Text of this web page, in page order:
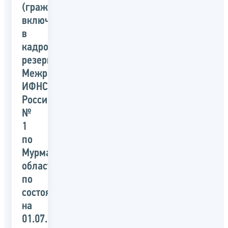
(гражданах),
включенных
в
кадровый
резерв
Межрайонной
ИФНС
России
№
1
по
Мурманской
области
по
состоянию
на
01.07.2019